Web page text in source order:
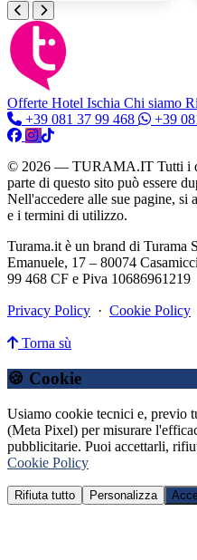
Offerte Hotel Ischia Chi siamo
+39 081 37 99 468
+39
© 2026 — TURAMA.IT Tutti i
parte di questo sito può essere
Nell'accedere alle sue pagine,
e i termini di utilizzo.
Turama.it è un brand di Turama
Emanuele, 17 – 80074
99 468 CF e Piva 10686961219
Privacy Policy · Cookie Policy
Torna sù
🍪 Cookie
Usiamo cookie tecnici e, previo
(Meta Pixel) per misurare
pubblicitarie. Puoi accettarli,
Cookie Policy
Rifiuta tutto Personalizza